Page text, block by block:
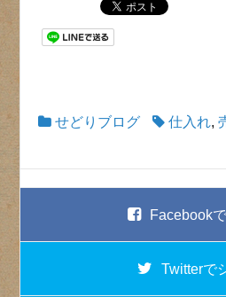
せどりブログ 仕入れ,
Facebook
Twitterで